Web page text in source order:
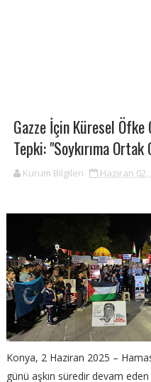
Gazze İçin Küresel Öfke
Tepki: "Soykırıma Ortak
Kurum Bilgileri Haziran 02,
Konya, 2 Haziran 2025 –
günü aşkın süredir devam eden